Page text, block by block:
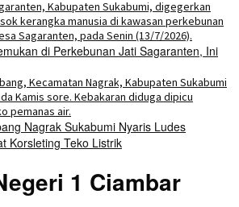
di Perkebunan Jati Sagaranten, Ini
Nagrak Sukabumi Nyaris Ludes
Korsleting Teko Listrik
1 Ciambar